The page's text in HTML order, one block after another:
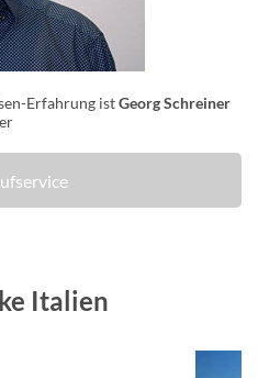
Erfahrung istGeorg Schreiner
Italien